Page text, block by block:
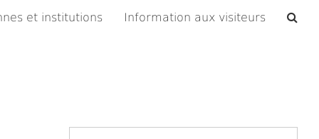
et institutions Information aux visiteurs